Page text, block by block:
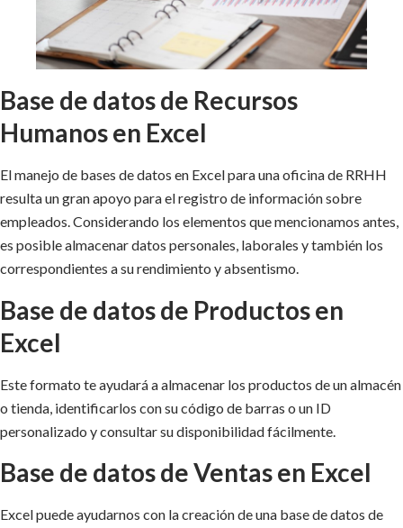
Base de datos de Recursos
Humanos en Excel
El manejo de bases de datos en Excel para una oficina de RRHH
resulta un gran apoyo para el registro de información sobre
empleados. Considerando los elementos que mencionamos antes,
es posible almacenar datos personales, laborales y también los
correspondientes a su rendimiento y absentismo.
Base de datos de Productos en
Excel
Este formato te ayudará a almacenar los productos de un almacén
o tienda, identificarlos con su código de barras o un ID
personalizado y consultar su disponibilidad fácilmente.
Base de datos de Ventas en Excel
Excel puede ayudarnos con la creación de una base de datos de